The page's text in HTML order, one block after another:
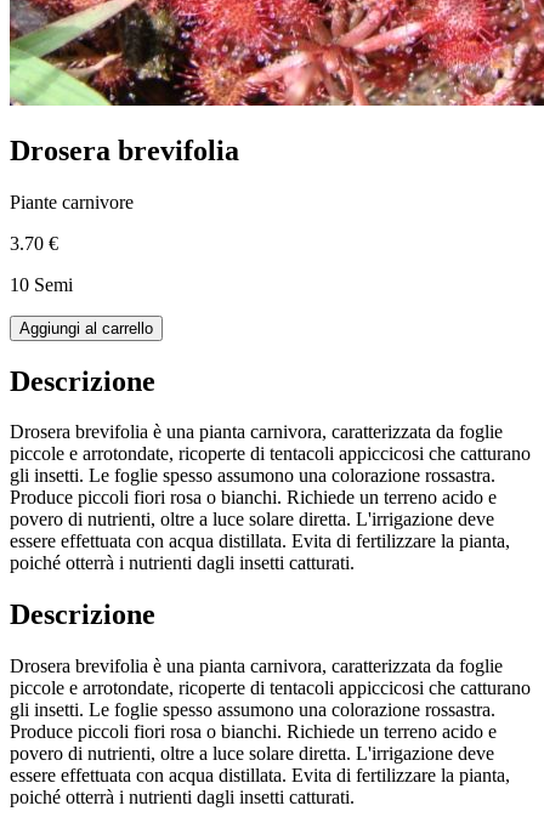
Drosera brevifolia
Piante carnivore
3.70 €
10 Semi
Aggiungi al carrello
Descrizione
Drosera brevifolia è una pianta carnivora, caratterizzata da foglie
piccole e arrotondate, ricoperte di tentacoli appiccicosi che catturano
gli insetti. Le foglie spesso assumono una colorazione rossastra.
Produce piccoli fiori rosa o bianchi. Richiede un terreno acido e
povero di nutrienti, oltre a luce solare diretta. L'irrigazione deve
essere effettuata con acqua distillata. Evita di fertilizzare la pianta,
poiché otterrà i nutrienti dagli insetti catturati.
Descrizione
Drosera brevifolia è una pianta carnivora, caratterizzata da foglie
piccole e arrotondate, ricoperte di tentacoli appiccicosi che catturano
gli insetti. Le foglie spesso assumono una colorazione rossastra.
Produce piccoli fiori rosa o bianchi. Richiede un terreno acido e
povero di nutrienti, oltre a luce solare diretta. L'irrigazione deve
essere effettuata con acqua distillata. Evita di fertilizzare la pianta,
poiché otterrà i nutrienti dagli insetti catturati.